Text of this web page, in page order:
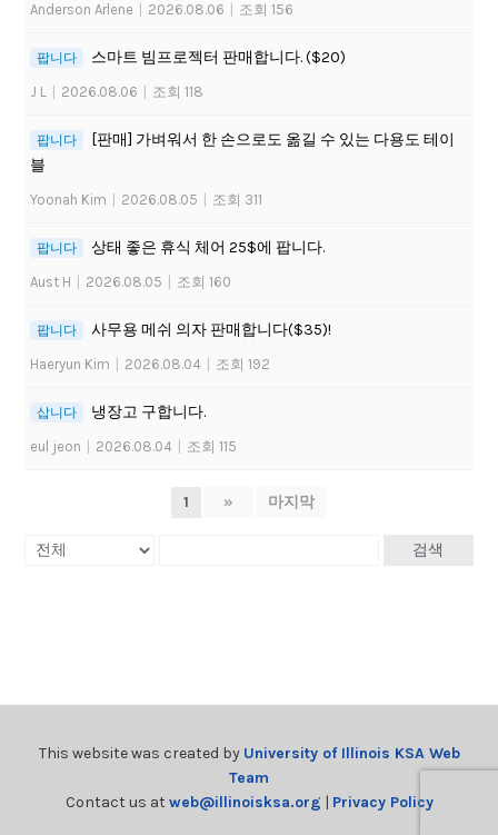
Anderson Arlene 2026.08.06 조회 156
팝니다 스마트 빔프로젝터 판매합니다. ($20)
J L 2026.08.06 조회 118
팝니다
[판매] 가벼워서 한 손으로도 옮길 수 있는 다용도 테이
블
Yoonah Kim 2026.08.05 조회 311
팝니다 상태 좋은 휴식 체어 25$에 팝니다.
Aust H 2026.08.05 조회 160
팝니다 사무용 메쉬 의자 판매합니다($35)!
Haeryun Kim 2026.08.04 조회 192
삽니다 냉장고 구합니다.
eul jeon 2026.08.04 조회 115
1 » 마지막
검색
This website was created by University of Illinois KSA Web
Team
Contact us at web@illinoisksa.org | Privacy Policy